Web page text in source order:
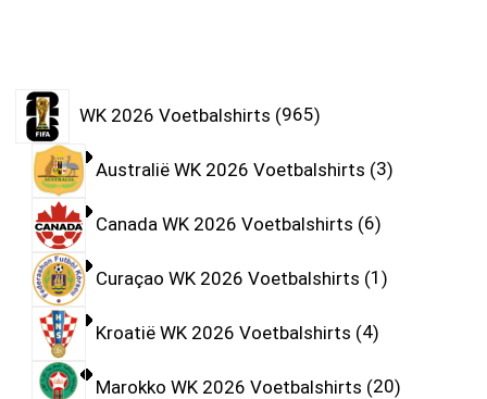
WK 2026 Voetbalshirts 965
Australië WK 2026 Voetbalshirts 3
Canada WK 2026 Voetbalshirts 6
Curaçao WK 2026 Voetbalshirts 1
Kroatië WK 2026 Voetbalshirts 4
Marokko WK 2026 Voetbalshirts 20